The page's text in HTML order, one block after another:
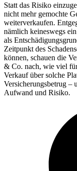
Statt das Risiko
nicht mehr gemochte
weiterverkaufen.
nämlich keineswegs
als
Zeitpunkt des
können, schauen die
& Co. nach, wie viel
Verkauf über solche
Versicherungsbetrug –
Aufwand und Risiko.